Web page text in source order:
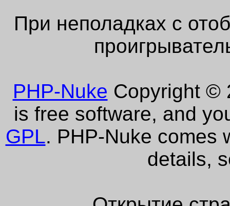
При неполадках с
PHP-Nuke Copyright ©
is free software, and
GPL. PHP-Nuke comes
details,